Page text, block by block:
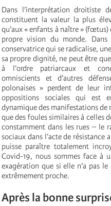
Dans l’interprétation droitiste
constituent la valeur la plus
qu’aux « enfants à naître »
propre vision du monde.
conservatrice qui se radicalise,
sa propre dignité, ne peut être
à l’ordre patriarcaux et
omniscients et d’autres
polonaises » perdent de leur
oppositions sociales qui est
dynamique des manifestations de
que des foules similaires à celles
constamment dans les rues – le
sociaux dans l’acte de
puisse paraître totalement
Covid-19, nous sommes face à
exagération que si elle n’a pas
extrêmement proche.
Après la bonne